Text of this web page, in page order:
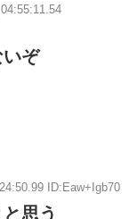
ぞ
ID:Eaw+Igb70
思う